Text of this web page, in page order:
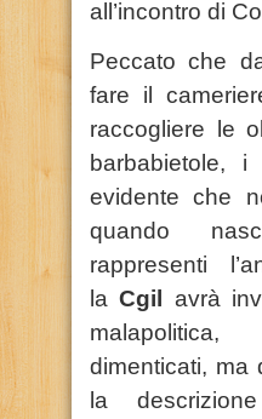
all’incontro di
Peccato che
fare il
raccogliere le
barbabietole,
evidente che
quando
rappresenti
laCgil avrà
dimenticati, ma
la